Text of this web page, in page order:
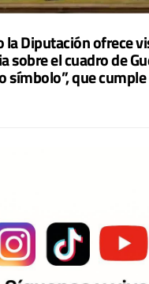
la Diputación ofrece
sobre el cuadro de
símbolo”, que